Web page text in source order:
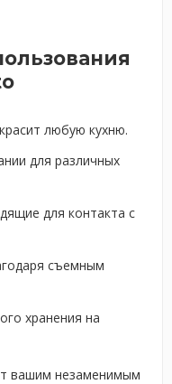
любую кухню.
для различных
для контакта с
съемным
хранения на
вашим незаменимым